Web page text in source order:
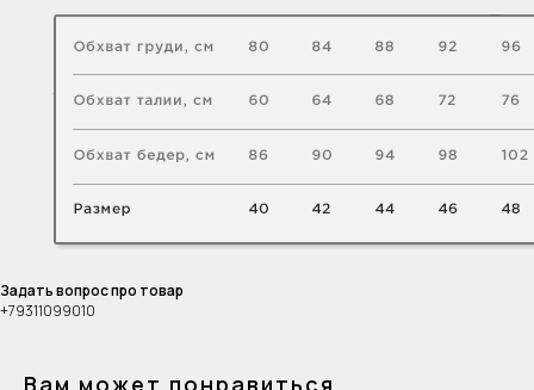
Задать вопрос про товар
+79311099010
Вам может понравиться